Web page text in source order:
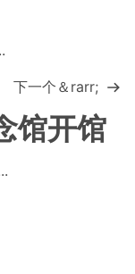
下一个＆rarr;
馆开馆